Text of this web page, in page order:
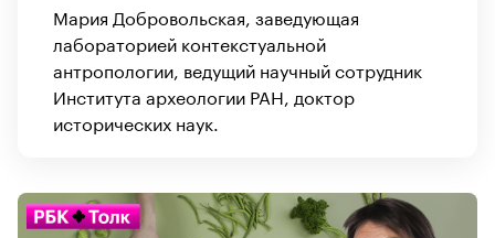
Мария Добровольская, заведующая
лабораторией контекстуальной
антропологии, ведущий научный сотрудник
Института археологии РАН, доктор
исторических наук.